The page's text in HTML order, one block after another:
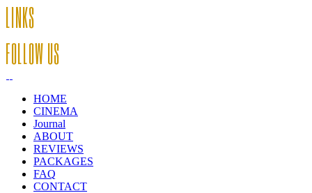
LINKS
FOLLOW US
HOME
CINEMA
Journal
ABOUT
REVIEWS
PACKAGES
FAQ
CONTACT